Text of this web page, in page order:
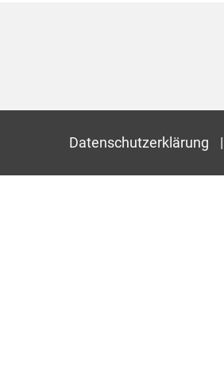
Datenschutzerklärung